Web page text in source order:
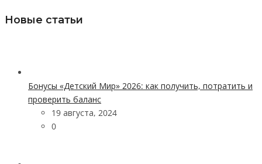
Новые статьи
Бонусы «Детский Мир» 2026: как получить, потратить и
проверить баланс
19 августа, 2024
0